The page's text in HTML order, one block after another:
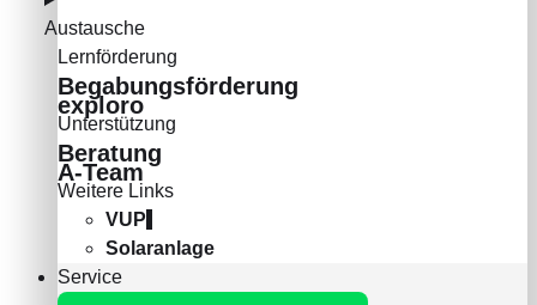
Austausche
Lernförderung
Begabungsförderung
exploro
Unterstützung
Beratung
A-Team
Weitere Links
VUP
Solaranlage
Service